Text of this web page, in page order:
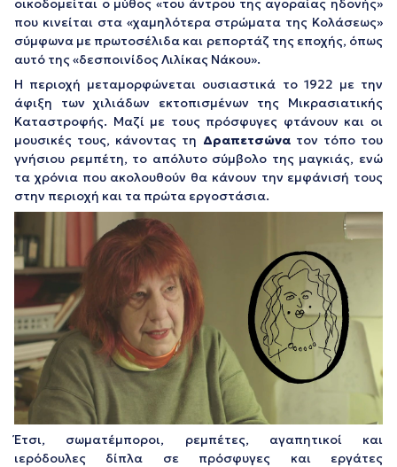
οικοδομείται ο μύθος «του άντρου της αγοραίας ηδονής»
που κινείται στα «χαμηλότερα στρώματα της Κολάσεως»
σύμφωνα με πρωτοσέλιδα και ρεπορτάζ της εποχής, όπως
αυτό της «δεσποινίδος Λιλίκας Νάκου».
Η περιοχή μεταμορφώνεται ουσιαστικά το 1922 με την
άφιξη των χιλιάδων εκτοπισμένων της Μικρασιατικής
Καταστροφής. Μαζί με τους πρόσφυγες φτάνουν και οι
μουσικές τους, κάνοντας τη Δραπετσώνατον τόπο του
γνήσιου ρεμπέτη, το απόλυτο σύμβολο της μαγκιάς, ενώ
τα χρόνια που ακολουθούν θα κάνουν την εμφάνισή τους
στην περιοχή και τα πρώτα εργοστάσια.
Έτσι, σωματέμποροι, ρεμπέτες, αγαπητικοί και
ιερόδουλες δίπλα σε πρόσφυγες και εργάτες